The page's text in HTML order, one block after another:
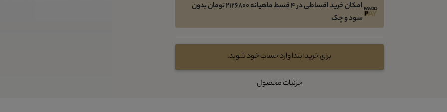
امکان خرید اقساطی در 4 قسط ماهیانه 2126800 تومان بدون
سود و چک
برای خرید ابتدا وارد حساب خود شوید.
جزئیات محصول